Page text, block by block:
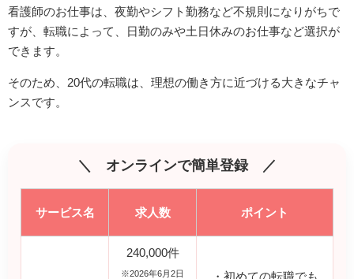
看護師のお仕事は、夜勤やシフト勤務など不規則になりがちで
すが、転職によって、日勤のみや土日休みのお仕事など選択が
できます。
そのため、20代の転職は、理想の働き方に近づける大きなチャ
ンスです。
＼ オンラインで簡単登録 ／
サービス名 求人数 ポイント
240,000件
※2026年6月2日
・初めての転職でも